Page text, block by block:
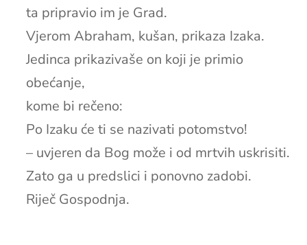
ta pripravio im je Grad.
Vjerom Abraham, kušan, prikaza Izaka.
Jedinca prikazivaše on koji je primio
obećanje,
kome bi rečeno:
Po Izaku će ti se nazivati potomstvo!
– uvjeren da Bog može i od mrtvih uskrisiti.
Zato ga u predslici i ponovno zadobi.
Riječ Gospodnja.